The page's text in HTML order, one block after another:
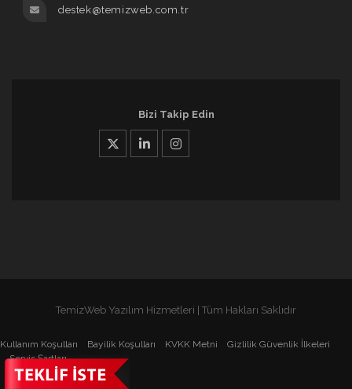
destek@temizweb.com.tr
Bizi Takip Edin
TemizWeb Yazılım Hizmetleri | Tüm Hakları Saklıdır
Kullanım Koşulları Bayilik Koşulları KVKK Metni
Gizlilik Güvenlik İlkeleri
Servis Şartları